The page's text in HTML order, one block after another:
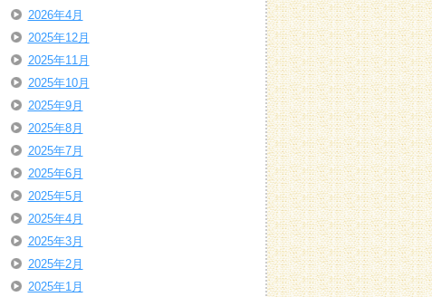
2026年4月
2025年12月
2025年11月
2025年10月
2025年9月
2025年8月
2025年7月
2025年6月
2025年5月
2025年4月
2025年3月
2025年2月
2025年1月